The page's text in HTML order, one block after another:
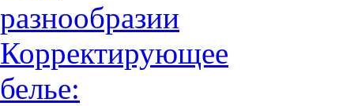
разнообразии
Корректирующее
белье: